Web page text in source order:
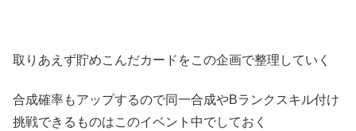
取りあえず貯めこんだカードをこの企画で整理していく
合成確率もアップするので同一合成やBランクスキル付け
挑戦できるものはこのイベント中でしておく